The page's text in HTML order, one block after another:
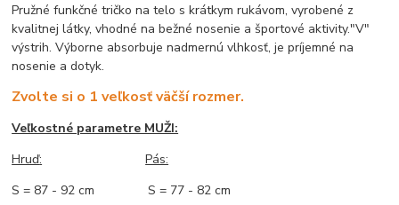
Pružné funkčné tričko na telo s krátkym rukávom, vyrobené z
kvalitnej látky, vhodné na bežné nosenie a športové aktivity."V"
výstrih. Výborne absorbuje nadmernú vlhkosť, je príjemné na
nosenie a dotyk.
Zvolte si o 1 veľkosť väčší rozmer.
Veľkostné parametre MUŽI:
Hruď:
Pás:
S = 87 - 92 cm S = 77 - 82 cm